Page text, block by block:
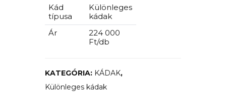
Kád
típusa
Különleges
kádak
Ár
224 000
Ft/db
KATEGÓRIA: KÁDAK,
Különleges kádak